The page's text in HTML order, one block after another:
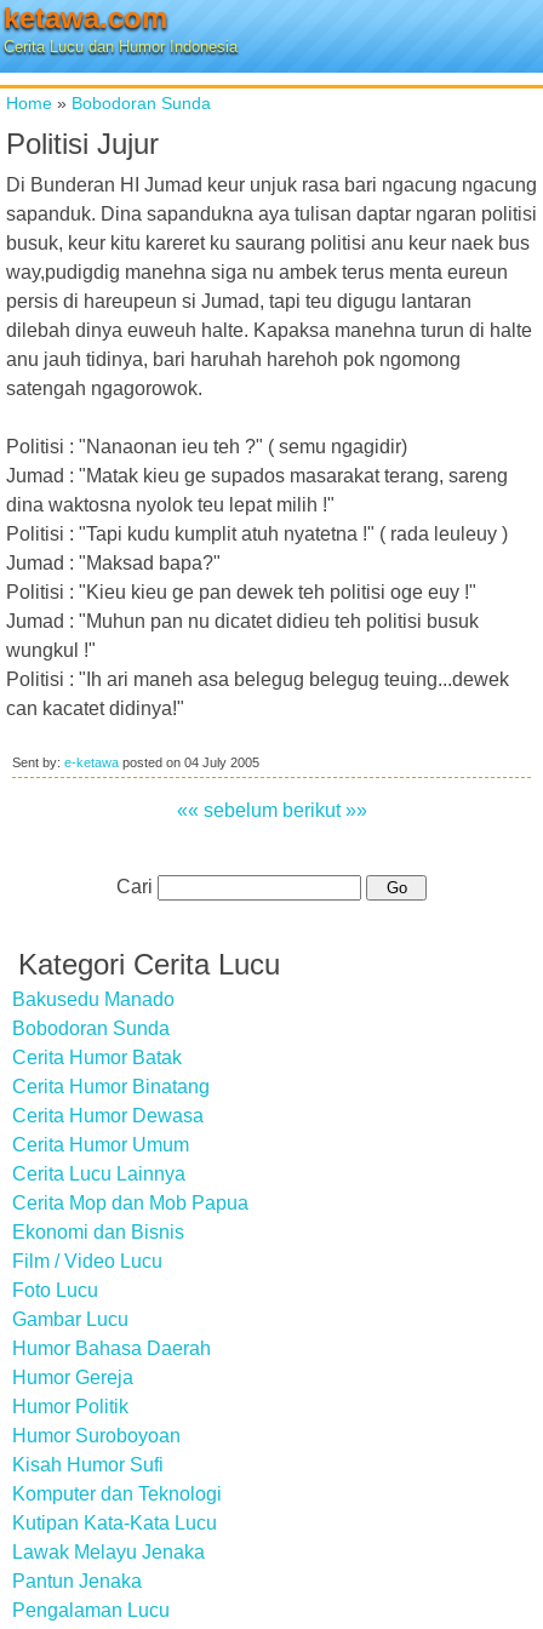
ketawa.com
Cerita Lucu dan Humor Indonesia
Home » Bobodoran Sunda
Politisi Jujur
Di Bunderan HI Jumad keur unjuk rasa bari ngacung ngacung
sapanduk. Dina sapandukna aya tulisan daptar ngaran politisi
busuk, keur kitu kareret ku saurang politisi anu keur naek bus
way,pudigdig manehna siga nu ambek terus menta eureun
persis di hareupeun si Jumad, tapi teu digugu lantaran
dilebah dinya euweuh halte. Kapaksa manehna turun di halte
anu jauh tidinya, bari haruhah harehoh pok ngomong
satengah ngagorowok.
Politisi : "Nanaonan ieu teh ?" ( semu ngagidir)
Jumad : "Matak kieu ge supados masarakat terang, sareng
dina waktosna nyolok teu lepat milih !"
Politisi : "Tapi kudu kumplit atuh nyatetna !" ( rada leuleuy )
Jumad : "Maksad bapa?"
Politisi : "Kieu kieu ge pan dewek teh politisi oge euy !"
Jumad : "Muhun pan nu dicatet didieu teh politisi busuk
wungkul !"
Politisi : "Ih ari maneh asa belegug belegug teuing...dewek
can kacatet didinya!"
Sent by: e-ketawa posted on 04 July 2005
«« sebelum berikut »»
Cari
Kategori Cerita Lucu
Bakusedu Manado
Bobodoran Sunda
Cerita Humor Batak
Cerita Humor Binatang
Cerita Humor Dewasa
Cerita Humor Umum
Cerita Lucu Lainnya
Cerita Mop dan Mob Papua
Ekonomi dan Bisnis
Film / Video Lucu
Foto Lucu
Gambar Lucu
Humor Bahasa Daerah
Humor Gereja
Humor Politik
Humor Suroboyoan
Kisah Humor Sufi
Komputer dan Teknologi
Kutipan Kata-Kata Lucu
Lawak Melayu Jenaka
Pantun Jenaka
Pengalaman Lucu